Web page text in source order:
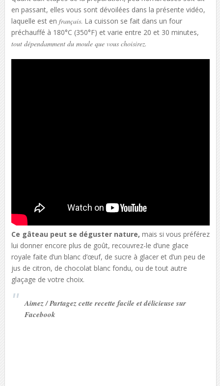
en passant, elles vous sont dévoilées dans la présente vidéo,
laquelle est en français. La cuisson se fait dans un four
préchauffé à 180°C (350°F) et varie entre 20 et 30 minutes,
tout dépendamment du moule que vous choisirez.
Ce gâteau peut se déguster nature, mais si vous préférez
lui donner encore plus de goût, recouvrez-le d’une glace
royale faite d’un blanc d’œuf, de sucre à glacer et d’un peu de
jus de citron, de chocolat blanc fondu, ou de tout autre
glaçage de votre choix.
Aimez / Partagez cette recette facile et délicieuse sur
Facebook